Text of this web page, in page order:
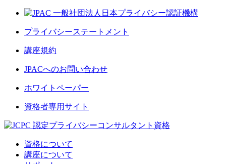
プライバシーステートメント
講座規約
JPACへのお問い合わせ
ホワイトペーパー
資格者専用サイト
資格について
講座について